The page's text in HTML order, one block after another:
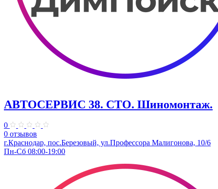
АВТОСЕРВИС 38. СТО. Шиномонтаж.
0
0 отзывов
г.Краснодар, пос.Березовый, ул.Профессора Малигонова, 10/6
Пн-Сб 08:00-19:00